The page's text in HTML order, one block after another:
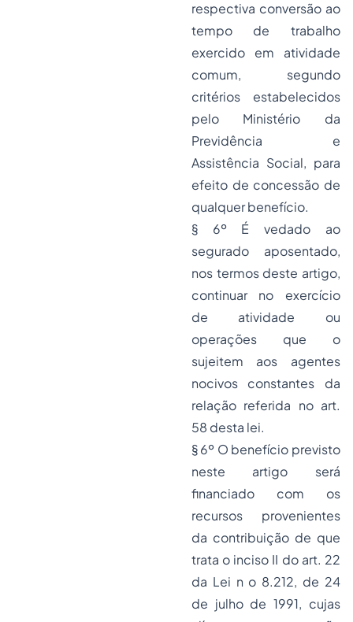
respectiva conversão ao
tempo de trabalho
exercido em atividade
comum, segundo
critérios estabelecidos
pelo Ministério da
Previdência e
Assistência Social, para
efeito de concessão de
qualquer benefício.
§ 6º É vedado ao
segurado aposentado,
nos termos deste artigo,
continuar no exercício
de atividade ou
operações que o
sujeitem aos agentes
nocivos constantes da
relação referida no art.
58 desta lei.
§ 6º O benefício previsto
neste artigo será
financiado com os
recursos provenientes
da contribuição de que
trata o inciso II do art. 22
da Lei n o 8.212, de 24
de julho de 1991, cujas